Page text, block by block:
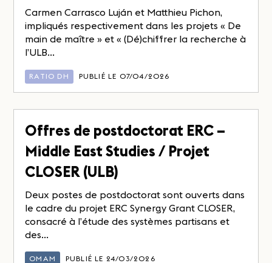
Carmen Carrasco Luján et Matthieu Pichon,
impliqués respectivement dans les projets « De
main de maître » et « (Dé)chiffrer la recherche à
l’ULB...
RATIO DH PUBLIÉ LE 07/04/2026
Offres de postdoctorat ERC –
Middle East Studies / Projet
CLOSER (ULB)
Deux postes de postdoctorat sont ouverts dans
le cadre du projet ERC Synergy Grant CLOSER,
consacré à l’étude des systèmes partisans et
des...
OMAM PUBLIÉ LE 24/03/2026